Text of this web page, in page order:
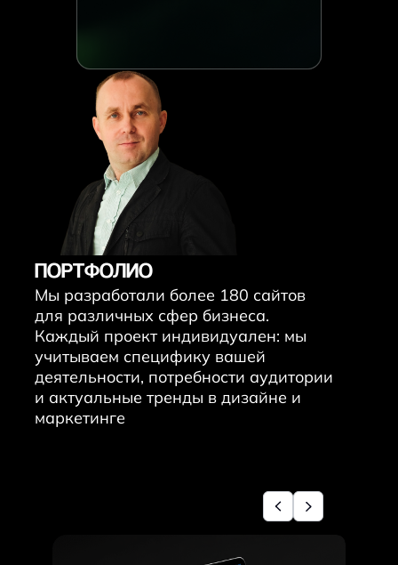
Развиваемся и масштабируем
ПОРТФОЛИО
Мы разработали более 180 сайтов
для различных сфер бизнеса.
Каждый проект индивидуален: мы
учитываем специфику вашей
деятельности, потребности аудитории
и актуальные тренды в дизайне и
маркетинге